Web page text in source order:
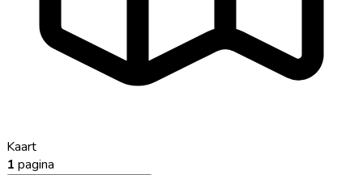
Kaart
1 pagina